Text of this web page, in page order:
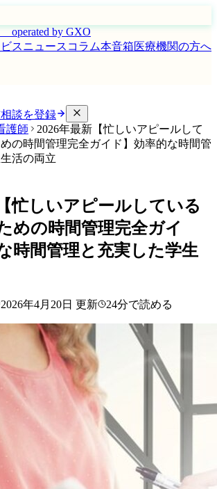
operated by GXO
スニュース コラム本音箱医療機関の方へ
談を登録
護師
2026年最新【忙しいアピールして
の時間管理完全ガイド】効率的な時間管
活の両立
忙しいアピールしている
めの時間管理完全ガイ
時間管理と充実した学生
2026年4月20日 更新 24分で読める